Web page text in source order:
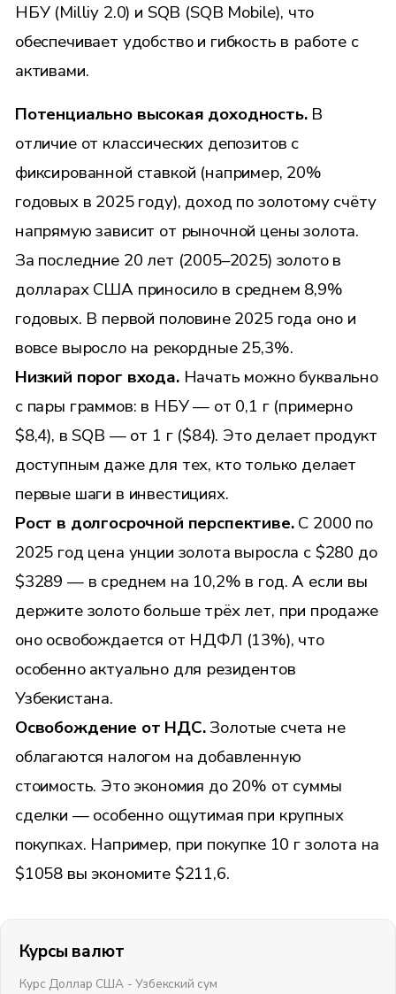
НБУ (Milliy 2.0) и SQB (SQB Mobile), что
обеспечивает удобство и гибкость в работе с
активами.
Потенциально высокая доходность. В
отличие от классических депозитов с
фиксированной ставкой (например, 20%
годовых в 2025 году), доход по золотому счёту
напрямую зависит от рыночной цены золота.
За последние 20 лет (2005–2025) золото в
долларах США приносило в среднем 8,9%
годовых. В первой половине 2025 года оно и
вовсе выросло на рекордные 25,3%.
Низкий порог входа.Начать можно буквально
с пары граммов: в НБУ — от 0,1 г (примерно
$8,4), в SQB — от 1 г ($84). Это делает продукт
доступным даже для тех, кто только делает
первые шаги в инвестициях.
Рост в долгосрочной перспективе.С 2000 по
2025 год цена унции золота выросла с $280 до
$3289 — в среднем на 10,2% в год. А если вы
держите золото больше трёх лет, при продаже
оно освобождается от НДФЛ (13%), что
особенно актуально для резидентов
Узбекистана.
Освобождение от НДС.Золотые счета не
облагаются налогом на добавленную
стоимость. Это экономия до 20% от суммы
сделки — особенно ощутимая при крупных
покупках. Например, при покупке 10 г золота на
$1058 вы экономите $211,6.
Курсы валют
Курс Доллар США - Узбекский сум